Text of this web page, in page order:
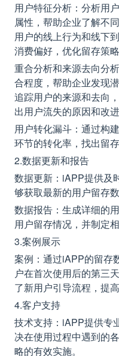
用户特征分析：分析用
属性，帮助企业了解不
用户的线上行为和线下
消费偏好，优化留存策略
重合分析和来源去向分
合程度，帮助企业发现
追踪用户的来源和去向
出用户流失的原因和改进
用户转化漏斗：通过构
环节的转化率，找出留
2.数据更新和报告
数据更新：iAPP提供及
够获取最新的用户留存数
数据报告：生成详细的
用户留存情况，并制定
3.案例展示
案例：通过iAPP的留存
户在首次使用后的第三
了新用户引导流程，提高
4.客户支持
技术支持：iAPP提供专
决在使用过程中遇到的
略的有效实施。